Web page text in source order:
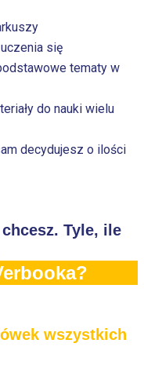
się
tematy w
do nauki wielu
decydujesz o ilości
Tyle, ile
wszystkich